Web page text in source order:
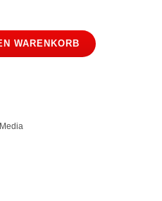
WARENKORB
Media